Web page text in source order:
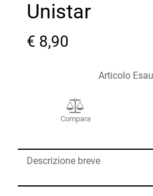
Unistar
€ 8,90
Articolo
Compara
Descrizione breve